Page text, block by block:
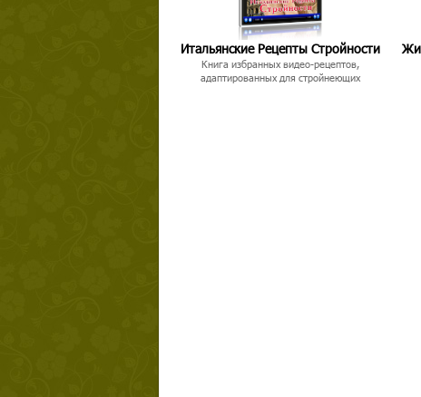
Итальянские Рецепты Стройности
Книга избранных видео-рецептов,
адаптированных для стройнеющих